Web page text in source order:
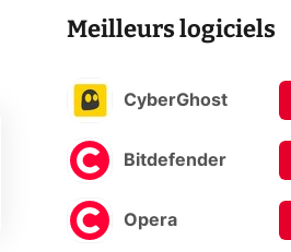
Meilleurs logiciels
CyberGhost
Bitdefender
Opera